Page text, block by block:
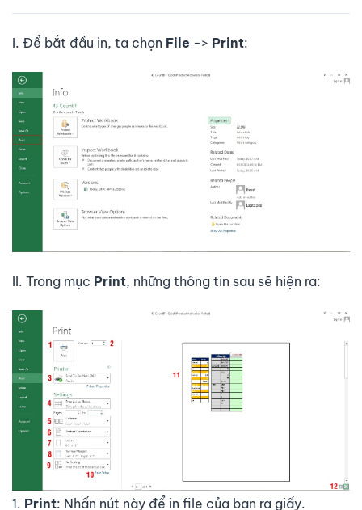
I. Để bắt đầu in, ta chọn File -> Print:
II. Trong mục Print, những thông tin sau sẽ hiện ra:
1. Print: Nhấn nút này để in file của bạn ra giấy.